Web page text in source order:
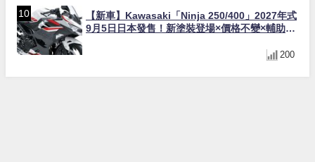
【新車】Kawasaki「Ninja 250/400」2027年式
9月5日日本發售！新塗裝登場×價格不變×輔助滑
200